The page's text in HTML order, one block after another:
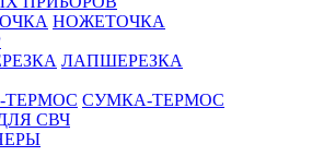
НОЖЕТОЧКА
ЛАПШЕРЕЗКА
СУМКА-ТЕРМОС
СВЧ